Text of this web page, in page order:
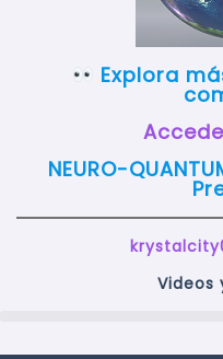
Explora
NEURO-
Videos